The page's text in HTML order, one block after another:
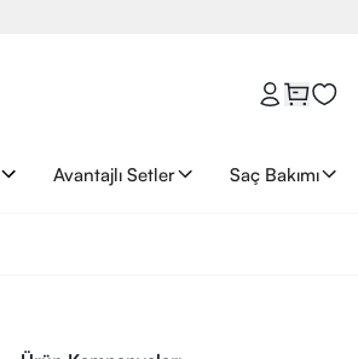
Avantajlı Setler Saç Bakımı